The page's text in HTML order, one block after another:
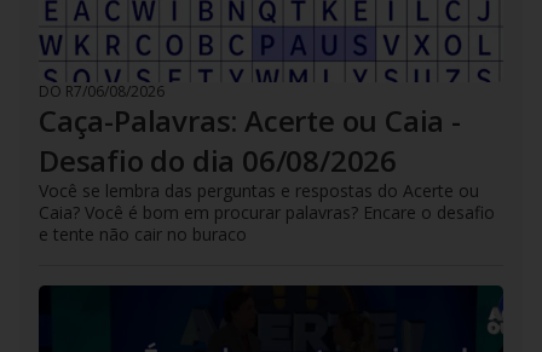
DO R7/06/08/2026
Caça-Palavras: Acerte ou Caia -
Desafio do dia 06/08/2026
Você se lembra das perguntas e respostas do Acerte ou
Caia? Você é bom em procurar palavras? Encare o desafio
e tente não cair no buraco